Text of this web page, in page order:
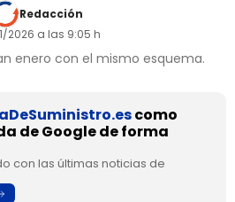
Redacción
2026 a las 9:05 h
enero con el mismo esquema.
como
de Google de forma
con las últimas noticias de